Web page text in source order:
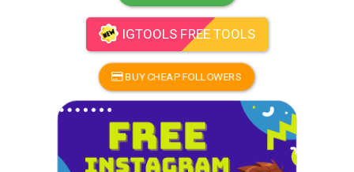
IGTOOLS FREE TOOLS
BUY CHEAP FOLLOWERS